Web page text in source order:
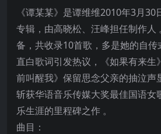
《谭某某》是谭维维2010年3月
专辑，由高晓松、汪峰担任制作人
备，共收录10首歌，多是她的自
直白歌词引发热议，《如果有来生
前叫醒我》保留思念父亲的抽泣声
斩获华语音乐传媒大奖最佳国语女
乐生涯的里程碑之作 。
曲目：